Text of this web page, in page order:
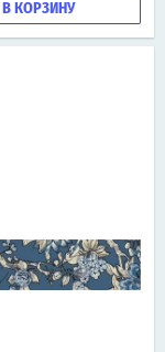
В КОРЗИНУ